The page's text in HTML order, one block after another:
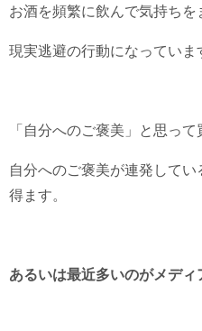
お酒を頻繁に飲んで気持ちを
現実逃避の行動になっていま
「自分へのご褒美」と思って
自分へのご褒美が連発して
得ます。
あるいは最近多いのがメディ